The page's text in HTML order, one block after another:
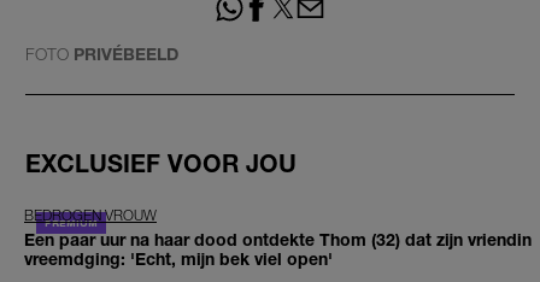
FOTO PRIVÉBEELD
EXCLUSIEF VOOR JOU
BEDROGEN VROUW
Een paar uur na haar dood ontdekte Thom (32) dat zijn vriendin
vreemdging: 'Echt, mijn bek viel open'